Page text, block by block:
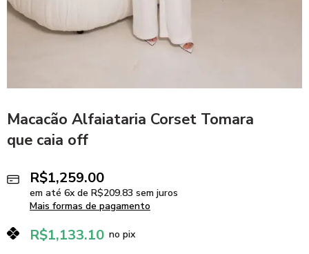
Macacão Alfaiataria Corset Tomara
que caia off
R$1,259.00
em até 6x de R$209.83 sem juros
Mais formas de pagamento
R$1,133.10 no pix